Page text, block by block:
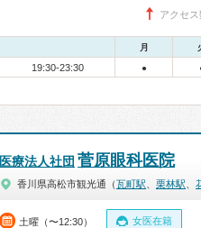
アクセ
月
19:30-23:30 ●
医療法人社団 菅原眼科医院
香川県高松市観光通（瓦町駅 栗林駅
土曜（〜12:30） 女医在籍